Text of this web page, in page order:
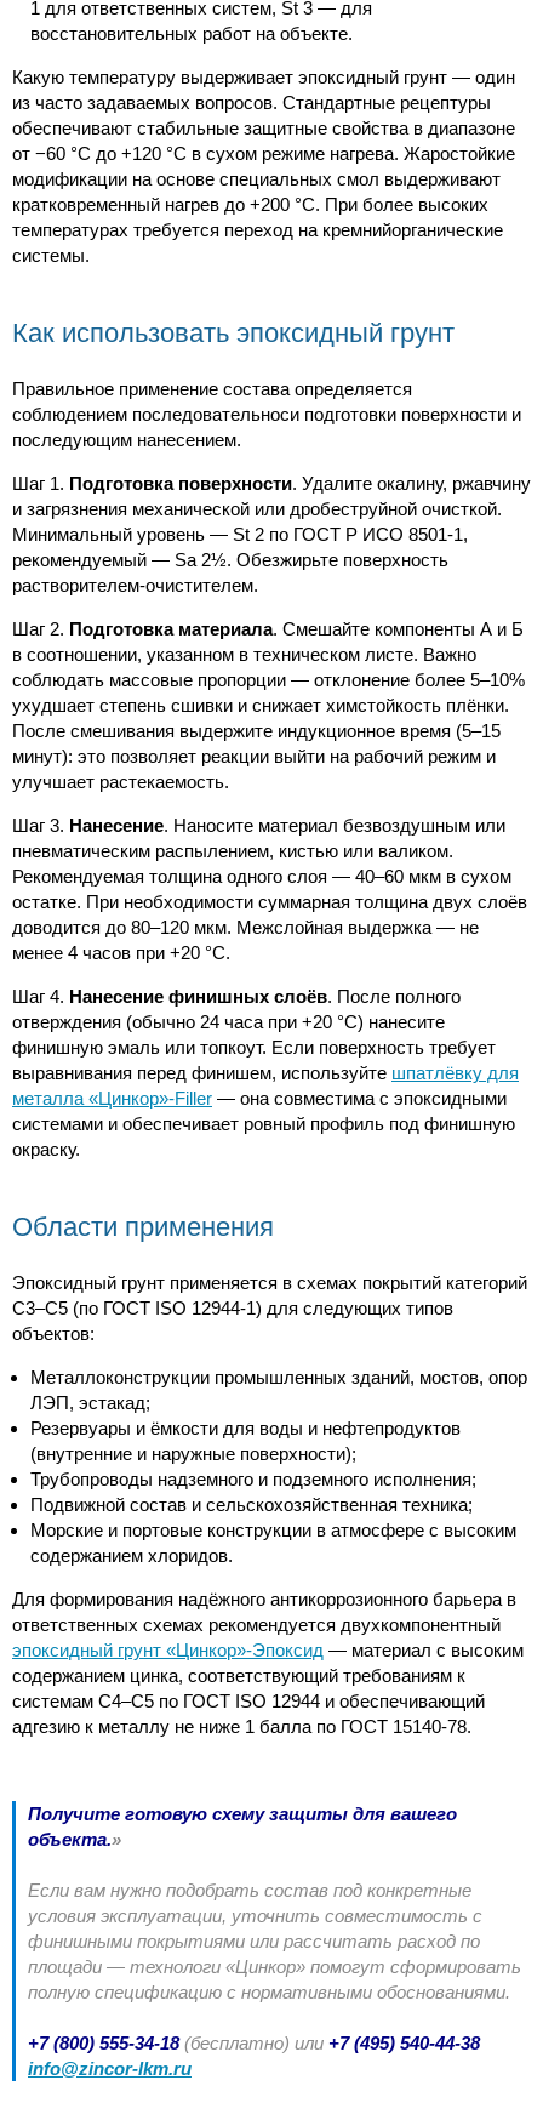
1 для ответственных систем, St 3 — для
восстановительных работ на объекте.
Какую температуру выдерживает эпоксидный грунт — один
из часто задаваемых вопросов. Стандартные рецептуры
обеспечивают стабильные защитные свойства в диапазоне
от −60 °C до +120 °C в сухом режиме нагрева. Жаростойкие
модификации на основе специальных смол выдерживают
кратковременный нагрев до +200 °C. При более высоких
температурах требуется переход на кремнийорганические
системы.
Как использовать эпоксидный грунт
Правильное применение состава определяется
соблюдением последовательноси подготовки поверхности и
последующим нанесением.
Шаг 1. Подготовка поверхности. Удалите окалину, ржавчину
и загрязнения механической или дробеструйной очисткой.
Минимальный уровень — St 2 по ГОСТ Р ИСО 8501-1,
рекомендуемый — Sa 2½. Обезжирьте поверхность
растворителем-очистителем.
Шаг 2. Подготовка материала. Смешайте компоненты А и Б
в соотношении, указанном в техническом листе. Важно
соблюдать массовые пропорции — отклонение более 5–10%
ухудшает степень сшивки и снижает химстойкость плёнки.
После смешивания выдержите индукционное время (5–15
минут): это позволяет реакции выйти на рабочий режим и
улучшает растекаемость.
Шаг 3. Нанесение. Наносите материал безвоздушным или
пневматическим распылением, кистью или валиком.
Рекомендуемая толщина одного слоя — 40–60 мкм в сухом
остатке. При необходимости суммарная толщина двух слоёв
доводится до 80–120 мкм. Межслойная выдержка — не
менее 4 часов при +20 °C.
Шаг 4. Нанесение финишных слоёв. После полного
отверждения (обычно 24 часа при +20 °C) нанесите
финишную эмаль или топкоут. Если поверхность требует
выравнивания перед финишем, используйте шпатлёвку для
металла «Цинкор»-Filler — она совместима с эпоксидными
системами и обеспечивает ровный профиль под финишную
окраску.
Области применения
Эпоксидный грунт применяется в схемах покрытий категорий
C3–C5 (по ГОСТ ISO 12944-1) для следующих типов
объектов:
Металлоконструкции промышленных зданий, мостов, опор
ЛЭП, эстакад;
Резервуары и ёмкости для воды и нефтепродуктов
(внутренние и наружные поверхности);
Трубопроводы надземного и подземного исполнения;
Подвижной состав и сельскохозяйственная техника;
Морские и портовые конструкции в атмосфере с высоким
содержанием хлоридов.
Для формирования надёжного антикоррозионного барьера в
ответственных схемах рекомендуется двухкомпонентный
эпоксидный грунт «Цинкор»-Эпоксид — материал с высоким
содержанием цинка, соответствующий требованиям к
системам C4–C5 по ГОСТ ISO 12944 и обеспечивающий
адгезию к металлу не ниже 1 балла по ГОСТ 15140-78.
Получите готовую схему защиты для вашего
объекта.»
Если вам нужно подобрать состав под конкретные
условия эксплуатации, уточнить совместимость с
финишными покрытиями или рассчитать расход по
площади — технологи «Цинкор» помогут сформировать
полную спецификацию с нормативными обоснованиями.
+7 (800) 555-34-18(бесплатно) или +7 (495) 540-44-38
info@zincor-lkm.ru